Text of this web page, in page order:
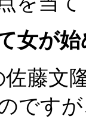
女が
佐藤文
です